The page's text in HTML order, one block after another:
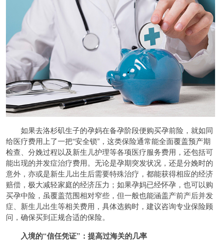
如果去洛杉矶生子的孕妈在备孕阶段便购买孕前险，就如同
给医疗费用上了一把“安全锁”，这类保险通常能全面覆盖预产期
检查、分娩过程以及新生儿护理等各项医疗服务费用，还包括可
能出现的并发症治疗费用。无论是孕期突发状况，还是分娩时的
意外，亦或是新生儿出生后需要特殊治疗，都能获得相应的经济
赔偿，极大减轻家庭的经济压力；如果孕妈已经怀孕，也可以购
买孕中险，虽覆盖范围相对窄些，但一般也能涵盖产前产后并发
症、新生儿出生等相关费用，具体选购时，建议咨询专业保险顾
问，确保买到正规合适的保险。
入境的“信任凭证”： 提高过海关的几率